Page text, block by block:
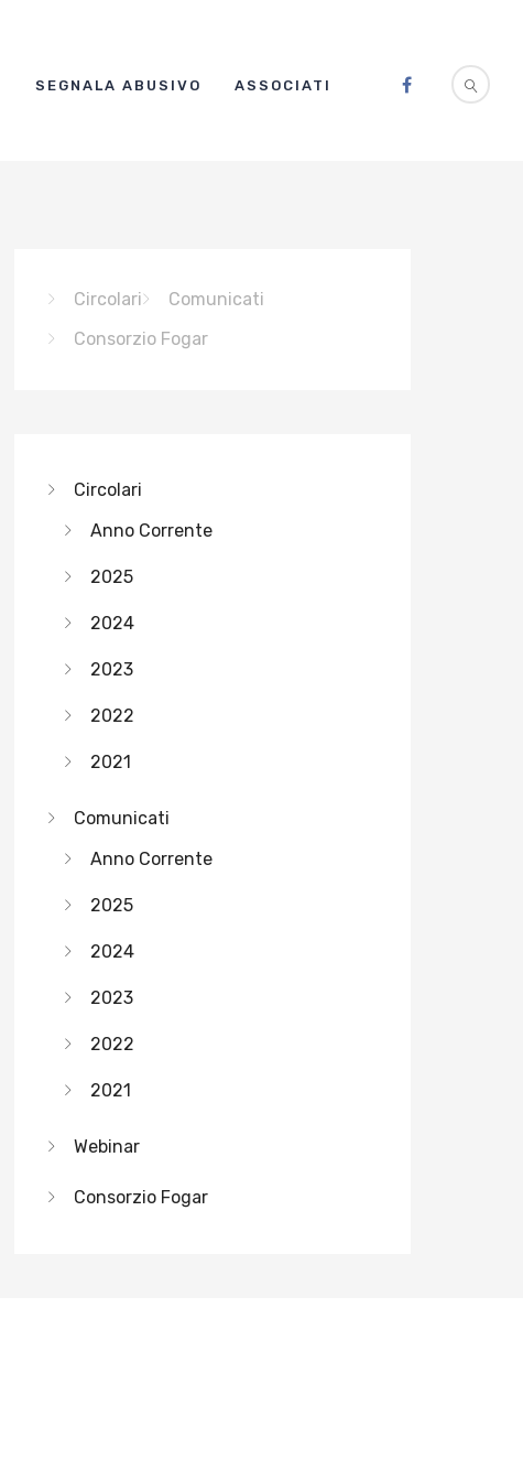
SEGNALA ABUSIVO ASSOCIATI
Circolari
Comunicati
Consorzio Fogar
Circolari
Anno Corrente
2025
2024
2023
2022
2021
Comunicati
Anno Corrente
2025
2024
2023
2022
2021
Webinar
Consorzio Fogar